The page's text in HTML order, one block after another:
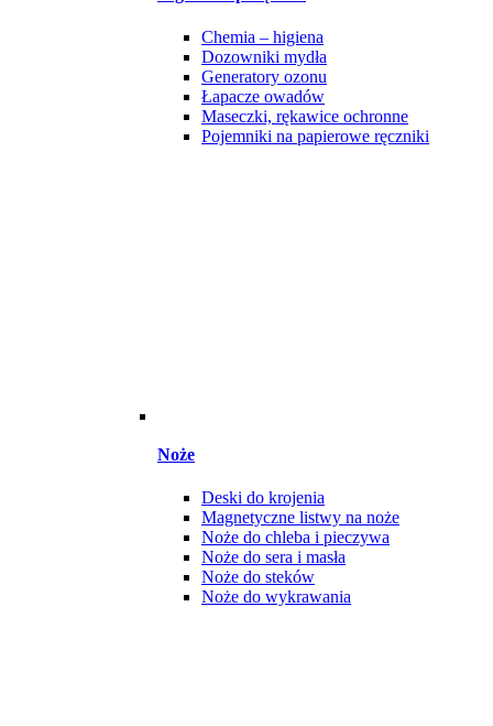
Chemia – higiena
Dozowniki mydła
Generatory ozonu
Łapacze owadów
Maseczki, rękawice ochronne
Pojemniki na papierowe ręczniki
Noże
Deski do krojenia
Magnetyczne listwy na noże
Noże do chleba i pieczywa
Noże do sera i masła
Noże do steków
Noże do wykrawania